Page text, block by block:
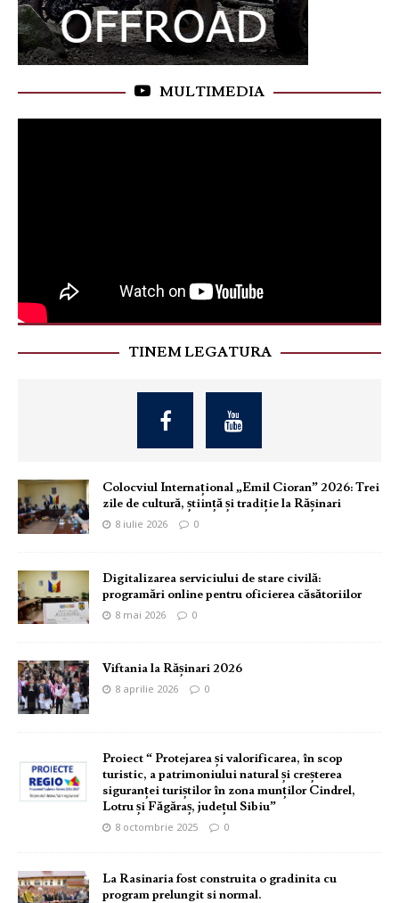
MULTIMEDIA
TINEM LEGATURA
Colocviul Internațional „Emil Cioran” 2026: Trei
zile de cultură, știință și tradiție la Rășinari
8 iulie 2026 0
Digitalizarea serviciului de stare civilă:
programări online pentru oficierea căsătoriilor
8 mai 2026 0
Viftania la Rășinari 2026
8 aprilie 2026 0
Proiect “ Protejarea și valorificarea, în scop
turistic, a patrimoniului natural și creșterea
siguranței turiștilor în zona munților Cindrel,
Lotru și Făgăraș, județul Sibiu”
8 octombrie 2025 0
La Rasinaria fost construita o gradinita cu
program prelungit si normal.